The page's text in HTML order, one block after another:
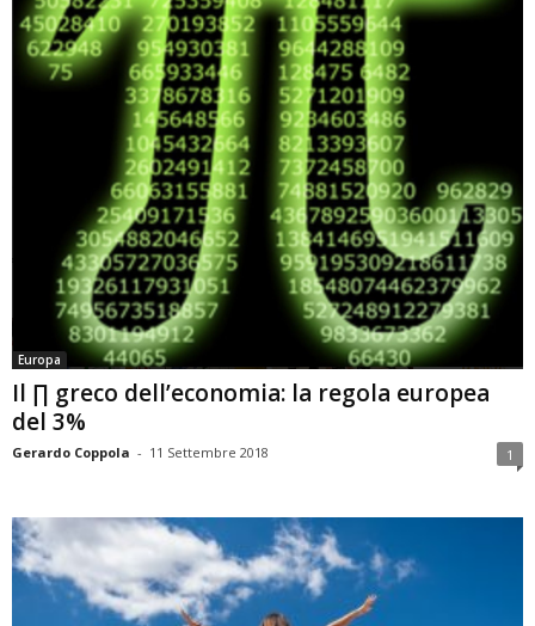
Europa
Il ∏ greco dell’economia: la regola europea
del 3%
Gerardo Coppola - 11 Settembre 2018 1